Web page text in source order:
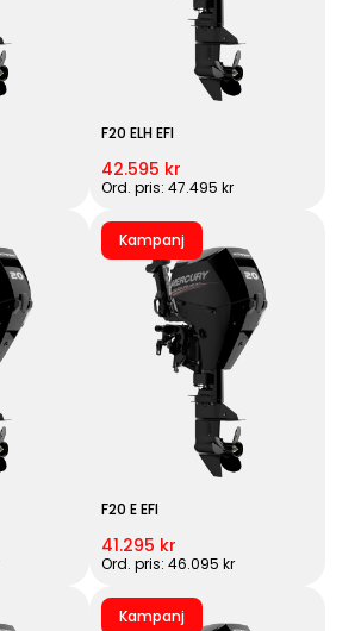
F20 ELH EFI
42.595 kr
Ord. pris: 47.495 kr
Kampanj
F20 E EFI
41.295 kr
Ord. pris: 46.095 kr
Kampanj